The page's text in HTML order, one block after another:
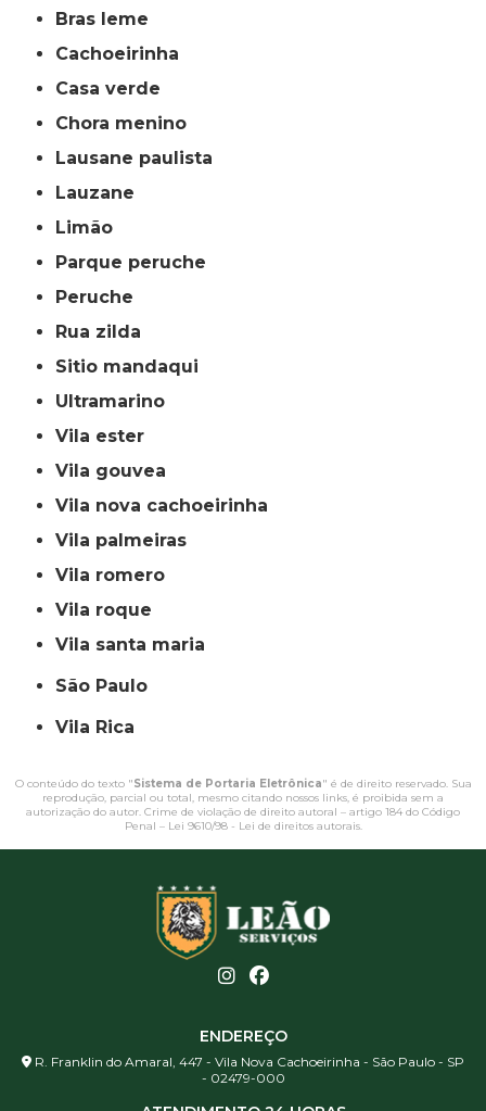
bras leme
cachoeirinha
casa verde
chora menino
lausane paulista
lauzane
limão
parque peruche
peruche
rua zilda
sitio mandaqui
ultramarino
vila ester
vila gouvea
vila nova cachoeirinha
vila palmeiras
vila romero
vila roque
vila santa maria
São Paulo
Vila Rica
O conteúdo do texto "Sistema de Portaria Eletrônica" é de direito reservado. Sua
reprodução, parcial ou total, mesmo citando nossos links, é proibida sem a
autorização do autor. Crime de violação de direito autoral – artigo 184 do Código
Penal – Lei 9610/98 - Lei de direitos autorais.
ENDEREÇO
R. Franklin do Amaral, 447 - Vila Nova Cachoeirinha - São Paulo - SP
- 02479-000